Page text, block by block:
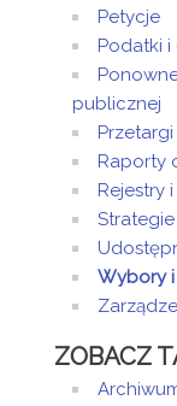
Petycje
Podatki i
publicznej
Przetargi
Raporty
Rejestry
Wybory
ZOBACZ